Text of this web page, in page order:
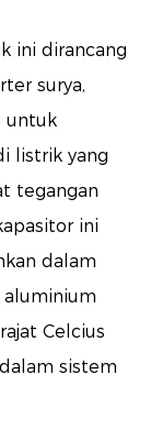
ini dirancang
surya,
untuk
listrik yang
tegangan
ini
dalam
aluminium
Celcius
sistem